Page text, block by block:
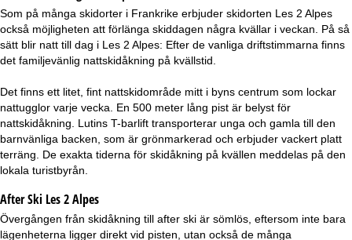
Som på många skidorter i Frankrike erbjuder skidorten Les 2 Alpes
också möjligheten att förlänga skiddagen några kvällar i veckan. På så
sätt blir natt till dag i Les 2 Alpes: Efter de vanliga driftstimmarna finns
det familjevänlig nattskidåkning på kvällstid.
Det finns ett litet, fint nattskidområde mitt i byns centrum som lockar
nattugglor varje vecka. En 500 meter lång pist är belyst för
nattskidåkning. Lutins T-barlift transporterar unga och gamla till den
barnvänliga backen, som är grönmarkerad och erbjuder vackert platt
terräng. De exakta tiderna för skidåkning på kvällen meddelas på den
lokala turistbyrån.
After Ski Les 2 Alpes
Övergången från skidåkning till after ski är sömlös, eftersom inte bara
lägenheterna ligger direkt vid pisten, utan också de många